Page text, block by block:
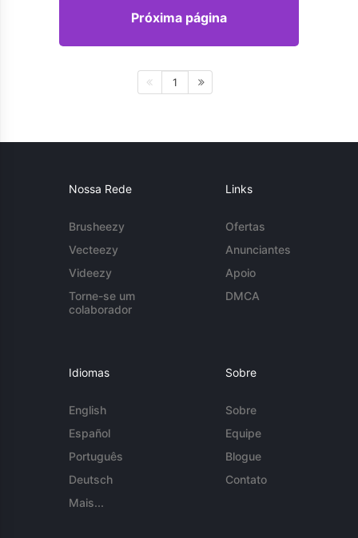
Próxima página
1
Nossa Rede
Brusheezy
Vecteezy
Videezy
Torne-se um
colaborador
Links
Ofertas
Anunciantes
Apoio
DMCA
Idiomas
English
Español
Português
Deutsch
Mais...
Sobre
Sobre
Equipe
Blogue
Contato